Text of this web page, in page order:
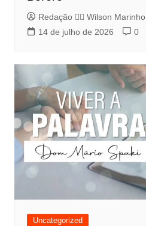
Redação 👨‍⚖️​ Wilson Marinho
14 de julho de 2026
0
Uncategorized